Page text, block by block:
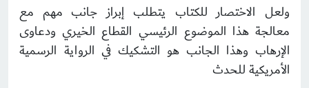
ولعل الاختصار للكتاب يتطلب إبراز جانب مهم مع
معالجة هذا الموضوع الرئيسي القطاع الخيري ودعاوى
الإرهاب وهذا الجانب هو التشكيك في الرواية الرسمية
الأمريكية للحدث